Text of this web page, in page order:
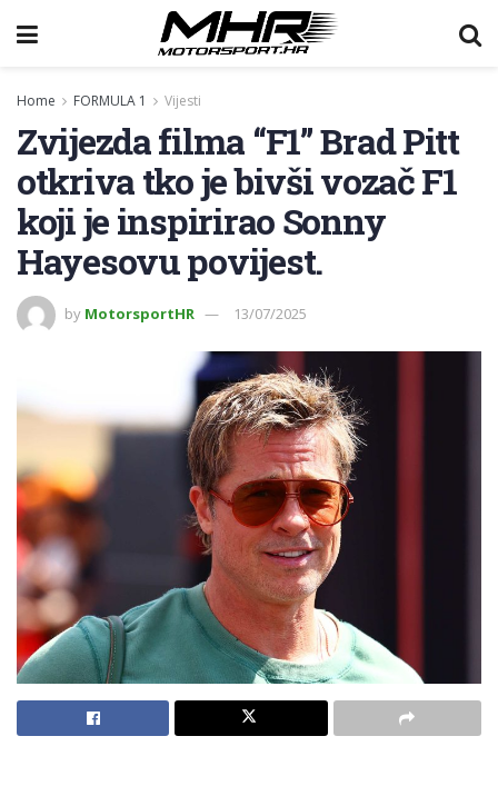
Home FORMULA 1 Vijesti
Zvijezda filma “F1” Brad Pitt
otkriva tko je bivši vozač F1
koji je inspirirao Sonny
Hayesovu povijest.
by MotorsportHR 13/07/2025